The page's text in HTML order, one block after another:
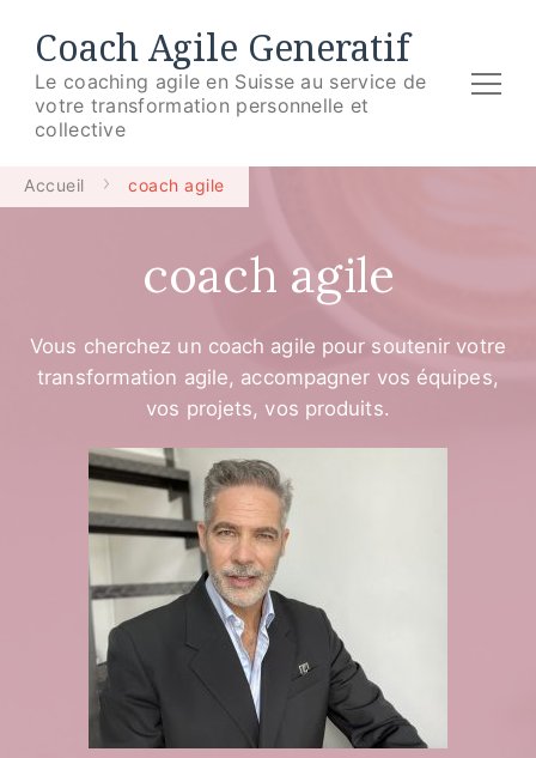
Coach Agile Generatif
Le coaching agile en Suisse au service de
votre transformation personnelle et
collective
Accueil coach agile
coach agile
Vous cherchez un coach agile pour soutenir votre
transformation agile, accompagner vos équipes,
vos projets, vos produits.